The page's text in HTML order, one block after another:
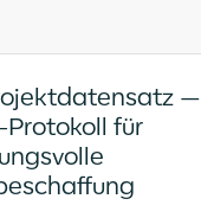
—
für